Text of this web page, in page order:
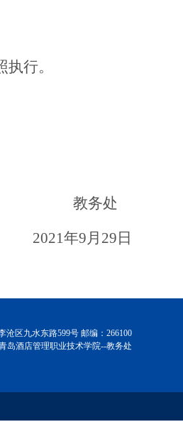
行。
教务处
2021年9月29日
沧区九水东路599号 邮编：266100
岛酒店管理职业技术学院--教务处